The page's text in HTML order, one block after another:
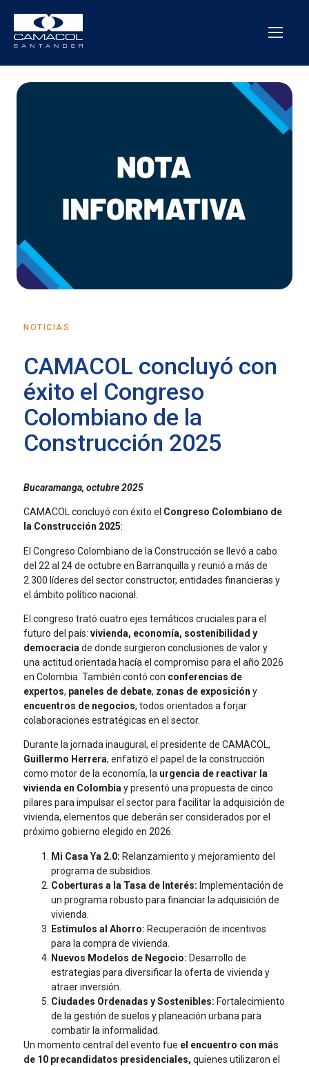
NOTICIAS
CAMACOL concluyó con
éxito el Congreso
Colombiano de la
Construcción 2025
Bucaramanga, octubre 2025
CAMACOL concluyó con éxito el Congreso Colombiano de
la Construcción 2025:
El Congreso Colombiano de la Construcción se llevó a cabo
del 22 al 24 de octubre en Barranquilla y reunió a más de
2.300 líderes del sector constructor, entidades financieras y
el ámbito político nacional.
El congreso trató cuatro ejes temáticos cruciales para el
futuro del país: vivienda, economía, sostenibilidad y
democracia de donde surgieron conclusiones de valor y
una actitud orientada hacía el compromiso para el año 2026
en Colombia. También contó con conferencias de
expertos, paneles de debate, zonas de exposición y
encuentros de negocios, todos orientados a forjar
colaboraciones estratégicas en el sector.
Durante la jornada inaugural, el presidente de CAMACOL,
Guillermo Herrera, enfatizó el papel de la construcción
como motor de la economía, la urgencia de reactivar la
vivienda en Colombiay presentó una propuesta de cinco
pilares para impulsar el sector para facilitar la adquisición de
vivienda, elementos que deberán ser considerados por el
próximo gobierno elegido en 2026:
Mi Casa Ya 2.0: Relanzamiento y mejoramiento del
programa de subsidios.
Coberturas a la Tasa de Interés: Implementación de
un programa robusto para financiar la adquisición de
vivienda.
Estímulos al Ahorro: Recuperación de incentivos
para la compra de vivienda.
Nuevos Modelos de Negocio: Desarrollo de
estrategias para diversificar la oferta de vivienda y
atraer inversión.
Ciudades Ordenadas y Sostenibles: Fortalecimiento
de la gestión de suelos y planeación urbana para
combatir la informalidad.
Un momento central del evento fue el encuentro con más
de 10 precandidatos presidenciales, quienes utilizaron el